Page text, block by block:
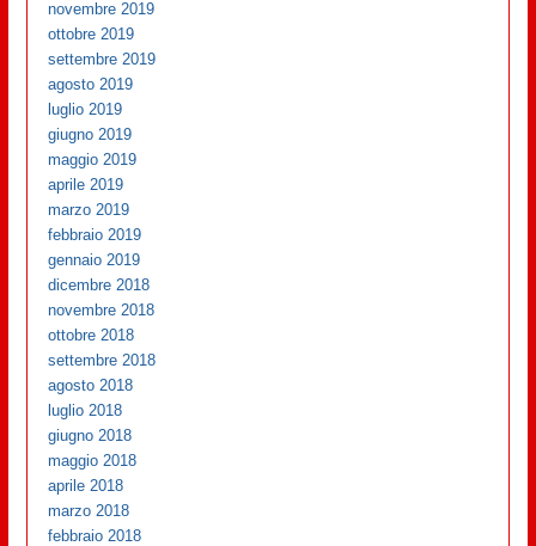
novembre 2019
ottobre 2019
settembre 2019
agosto 2019
luglio 2019
giugno 2019
maggio 2019
aprile 2019
marzo 2019
febbraio 2019
gennaio 2019
dicembre 2018
novembre 2018
ottobre 2018
settembre 2018
agosto 2018
luglio 2018
giugno 2018
maggio 2018
aprile 2018
marzo 2018
febbraio 2018